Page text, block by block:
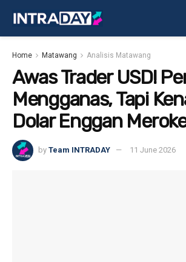
Home Matawang Analisis Matawang
Awas Trader USD!
Mengganas, Tapi
Dolar Enggan
by Team INTRADAY 11 June 2026